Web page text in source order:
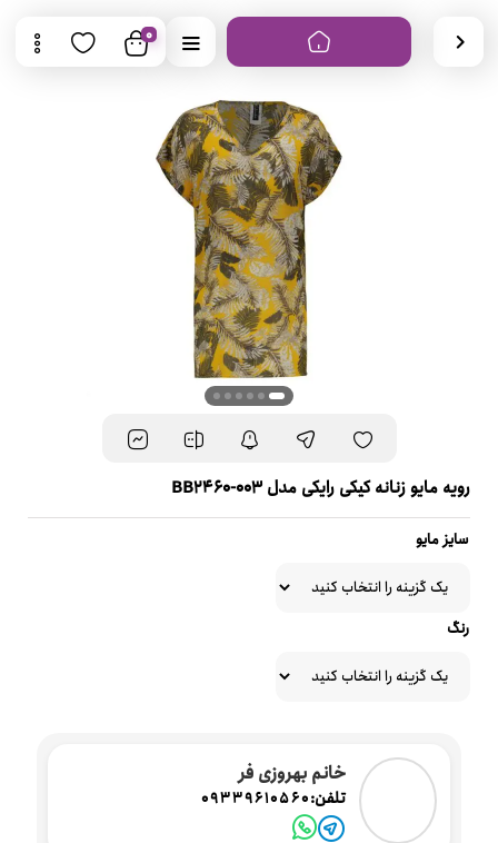
0
رویه مایو زنانه کیکی رایکی مدل BB2460-003
سایز مایو
رنگ
خانم بهروزی فر
تلفن:09339610560